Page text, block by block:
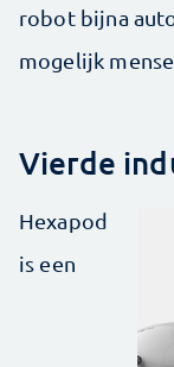
robot bijna
mogelijk
Vierde
Hexapod
is een